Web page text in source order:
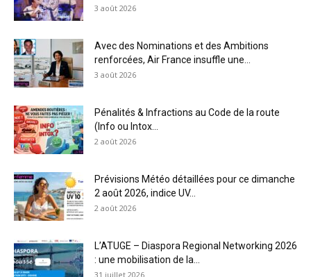
3 août 2026
Avec des Nominations et des Ambitions
renforcées, Air France insuffle une...
3 août 2026
Pénalités & Infractions au Code de la route
(Info ou Intox...
2 août 2026
Prévisions Météo détaillées pour ce dimanche
2 août 2026, indice UV...
2 août 2026
L’ATUGE – Diaspora Regional Networking 2026
: une mobilisation de la...
31 juillet 2026